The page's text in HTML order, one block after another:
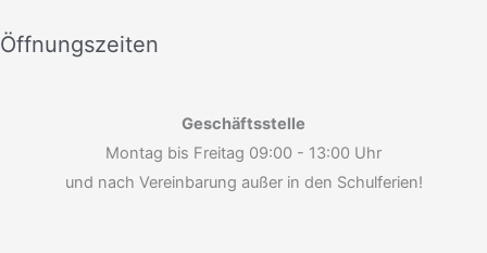
Öffnungszeiten
Geschäftsstelle
Montag bis Freitag 09:00 - 13:00 Uhr
und nach Vereinbarung außer in den Schulferien!